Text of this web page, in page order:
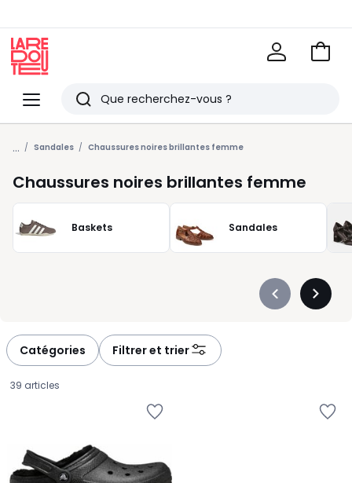
Menu
Redoute
Rechercher
Derniers
articles
vus
Voir
... Sandales Chaussures noires brillantes femme
Chaussures noires brillantes femme
Baskets Sandales
Précédent
Catégories Filtrer et trier
39 articles